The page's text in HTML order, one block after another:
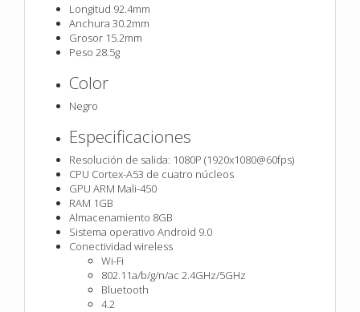
Longitud 92.4mm
Anchura 30.2mm
Grosor 15.2mm
Peso 28.5g
Color
Negro
Especificaciones
Resolución de salida: 1080P (1920x1080@60fps)
CPU Cortex-A53 de cuatro núcleos
GPU ARM Mali-450
RAM 1GB
Almacenamiento 8GB
Sistema operativo Android 9.0
Conectividad wireless
Wi-Fi
802.11a/b/g/n/ac 2.4GHz/5GHz
Bluetooth
4.2